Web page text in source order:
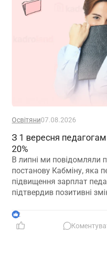
Освітяни07.08.2026
З 1 вересня
20%
В липні ми повідомляли
постанову Кабміну, яка
підвищення зарплат
підтвердив позитивні
2